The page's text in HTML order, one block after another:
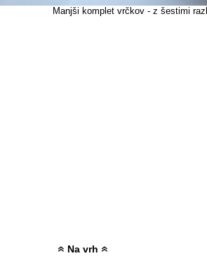
Manjši komplet vrčkov - z šestimi
Na vrh